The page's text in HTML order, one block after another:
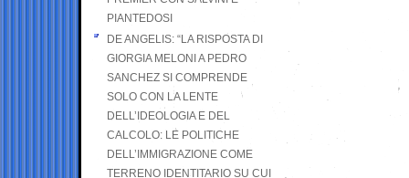
PIANTEDOSI
DE ANGELIS: “LA RISPOSTA DI
GIORGIA MELONI A PEDRO
SANCHEZ SI COMPRENDE
SOLO CON LA LENTE
DELL’IDEOLOGIA E DEL
CALCOLO: LE POLITICHE
DELL’IMMIGRAZIONE COME
TERRENO IDENTITARIO SU CUI